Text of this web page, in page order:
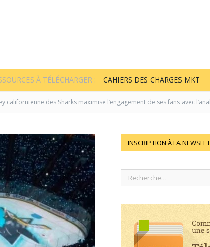
CAHIERS DES CHARGES MKT
À TÉLÉCHARGER :
californienne des Sharks maximise l’engagement de ses fans avec
INSCRIPTION À LA